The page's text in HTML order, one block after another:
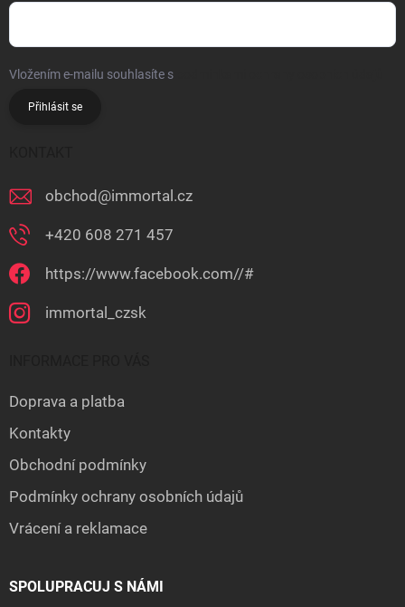
Vložením e-mailu souhlasíte s
Přihlásit se
obchod @immortal.cz
+420 608 271 457
https://www.facebook.com//#
immortal_czsk
Doprava a platba
Kontakty
Obchodní podmínky
Podmínky ochrany osobních údajů
Vrácení a reklamace
SPOLUPRACUJ S NÁMI